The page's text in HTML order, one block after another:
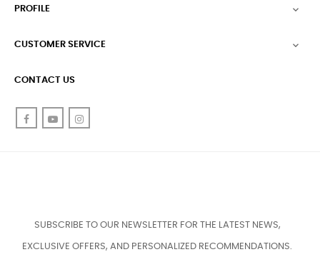
PROFILE 
CUSTOMER SERVICE 
CONTACT US
FacebookYouTube
SUBSCRIBE TO OUR NEWSLETTER FOR THE LATEST NEWS,
EXCLUSIVE OFFERS, AND PERSONALIZED RECOMMENDATIONS.